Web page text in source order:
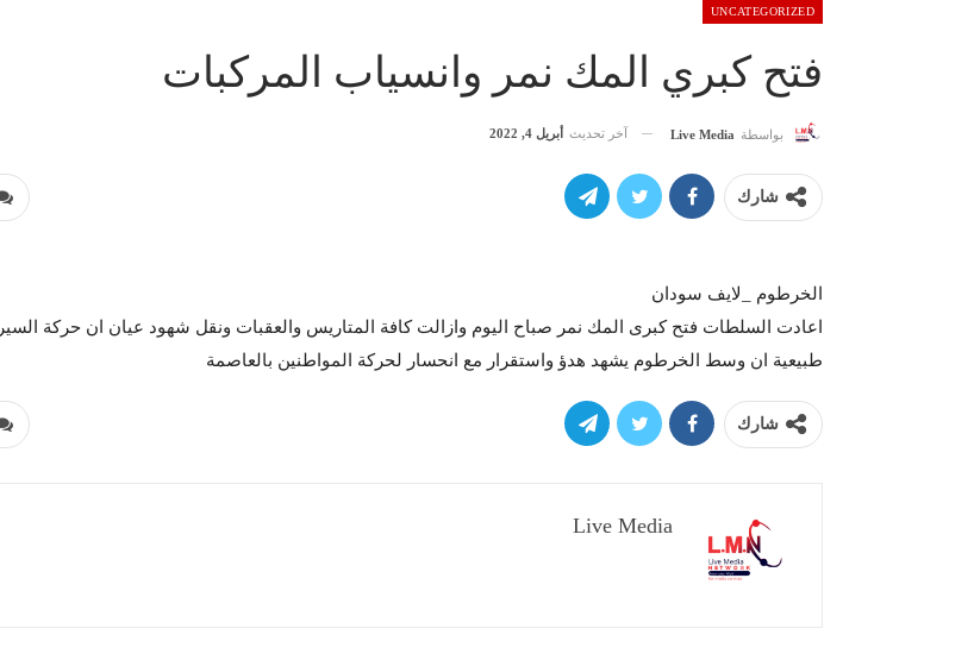
UNCATEGORIZED
فتح كبري المك نمر وانسياب المركبات
بواسطة Live Media آخر تحديث أبريل 4, 2022
شارك
الخرطوم _لايف سودان
اعادت السلطات فتح كبرى المك نمر صباح اليوم وازالت كافة المتاريس والعقبات ونقل شهود عيان ان حركة السير
طبيعية ان وسط الخرطوم يشهد هدؤ واستقرار مع انحسار لحركة المواطنين بالعاصمة
شارك
Live Media